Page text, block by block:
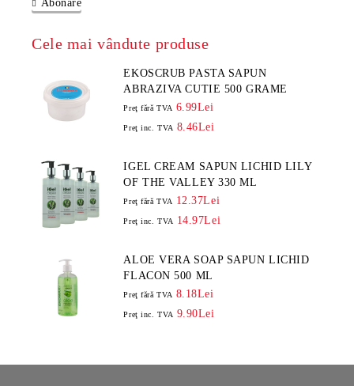
Abonare
Cele mai vândute produse
EKOSCRUB PASTA SAPUN
ABRAZIVA CUTIE 500 GRAME
Preţ fără TVA 6.99Lei
Preţ inc. TVA 8.46Lei
IGEL CREAM SAPUN LICHID LILY
OF THE VALLEY 330 ML
Preţ fără TVA 12.37Lei
Preţ inc. TVA 14.97Lei
ALOE VERA SOAP SAPUN LICHID
FLACON 500 ML
Preţ fără TVA 8.18Lei
Preţ inc. TVA 9.90Lei